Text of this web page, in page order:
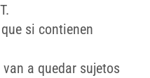
si contienen
a quedar sujetos